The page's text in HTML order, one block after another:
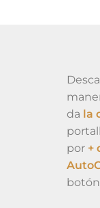
da la
por +